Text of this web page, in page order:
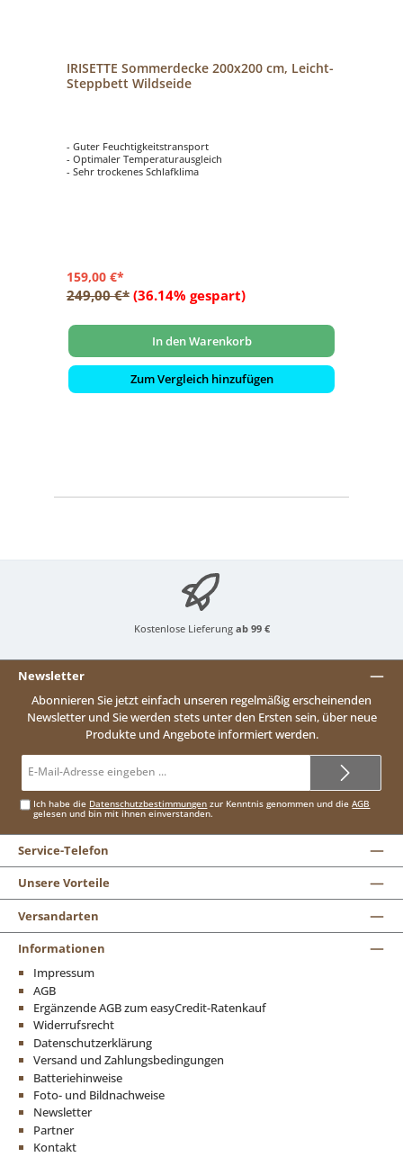
IRISETTE Sommerdecke 200x200 cm, Leicht-
Steppbett Wildseide
- Guter Feuchtigkeitstransport
- Optimaler Temperaturausgleich
- Sehr trockenes Schlafklima
159,00 €*
249,00 €* (36.14% gespart)
In den Warenkorb
Zum Vergleich hinzufügen
Kostenlose Lieferung ab 99 €
Newsletter
Abonnieren Sie jetzt einfach unseren regelmäßig erscheinenden
Newsletter und Sie werden stets unter den Ersten sein, über neue
Produkte und Angebote informiert werden.
Mail-
Ich habe die Datenschutzbestimmungen zur Kenntnis genommen und dieAGB
gelesen und bin mit ihnen einverstanden.
Service-Telefon
Unsere Vorteile
Versandarten
Informationen
Impressum
AGB
Ergänzende AGB zum easyCredit-Ratenkauf
Widerrufsrecht
Datenschutzerklärung
Versand und Zahlungsbedingungen
Batteriehinweise
Foto- und Bildnachweise
Newsletter
Partner
Kontakt